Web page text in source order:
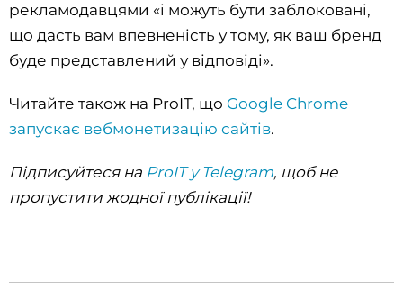
рекламодавцями «і можуть бути заблоковані,
що дасть вам впевненість у тому, як ваш бренд
буде представлений у відповіді».
Читайте також на ProIT, що Google Chrome
запускає вебмонетизацію сайтів.
Підписуйтеся на ProIT у Telegram, щоб не
пропустити жодної публікації!